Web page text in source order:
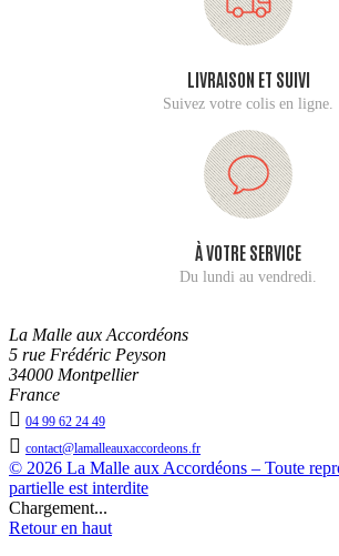
LIVRAISON ET SUIVI
Suivez votre colis en ligne.
À VOTRE SERVICE
Du lundi au vendredi.
La Malle aux Accordéons
5 rue Frédéric Peyson
34000 Montpellier
France
 04 99 62 24 49
 contact@lamalleauxaccordeons.fr
© 2026 La Malle aux Accordéons – Toute
partielle est interdite
Chargement...
Retour en haut